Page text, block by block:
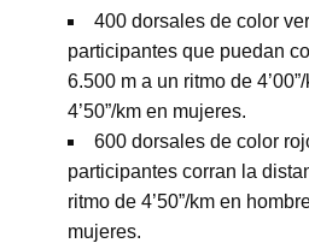
400 dorsales de color
participantes que puedan
6.500 m a un ritmo de
4’50”/km en mujeres.
600 dorsales de color
participantes corran la
ritmo de 4’50”/km en
mujeres.